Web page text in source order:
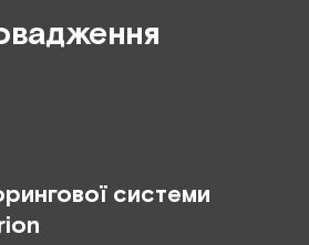
системи